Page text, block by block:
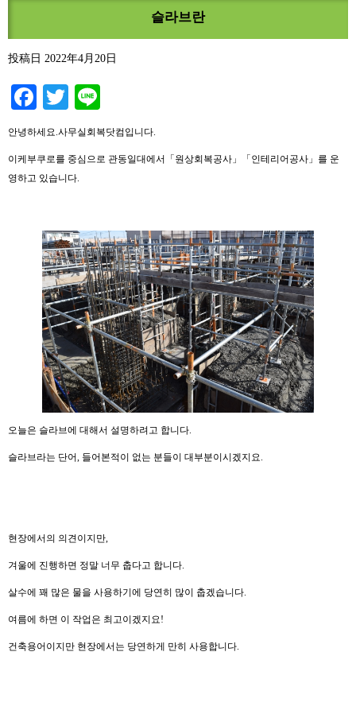
슬라브란
投稿日 2022年4月20日
Facebook
Twitter
안녕하세요.사무실회복닷컴입니다.
이케부쿠로를 중심으로 관동일대에서「원상회복공사」「인테리어공사」를 운
영하고 있습니다.
오늘은 슬라브에 대해서 설명하려고 합니다.
슬라브라는 단어, 들어본적이 없는 분들이 대부분이시겠지요.
현장에서의 의견이지만,
겨울에 진행하면 정말 너무 춥다고 합니다.
살수에 꽤 많은 물을 사용하기에 당연히 많이 춥겠습니다.
여름에 하면 이 작업은 최고이겠지요!
건축용어이지만 현장에서는 당연하게 만히 사용합니다.